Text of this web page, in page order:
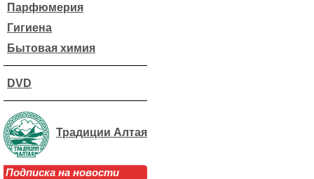
Парфюмерия
Гигиена
Бытовая химия
DVD
Традиции Алтая
Подписка на новости